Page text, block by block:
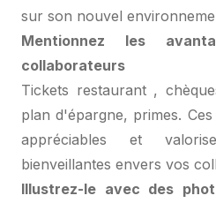
sur son nouvel
Mentionnez les
collaborateurs
Tickets restaurant ,
plan d'épargne, primes.
appréciables et
bienveillantes envers vos
Illustrez-le avec des